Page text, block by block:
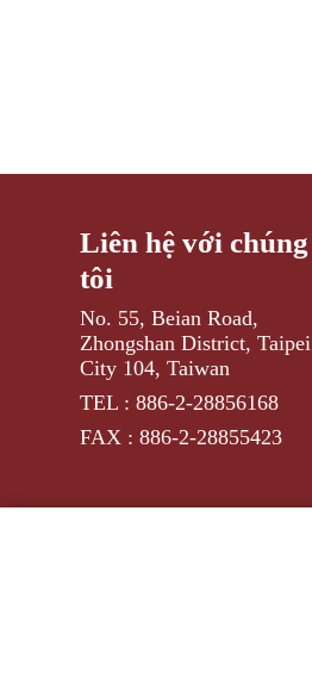
Liên hệ với chúng
tôi
No. 55, Beian Road,
Zhongshan District, Taipei
City 104, Taiwan
TEL : 886-2-28856168
FAX : 886-2-28855423